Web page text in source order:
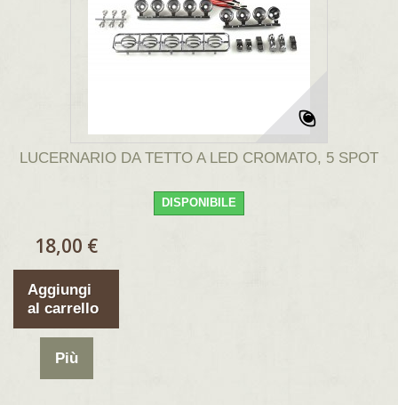
LUCERNARIO DA TETTO A LED CROMATO, 5 SPOT
DISPONIBILE
18,00 €
Aggiungi
al carrello
Più